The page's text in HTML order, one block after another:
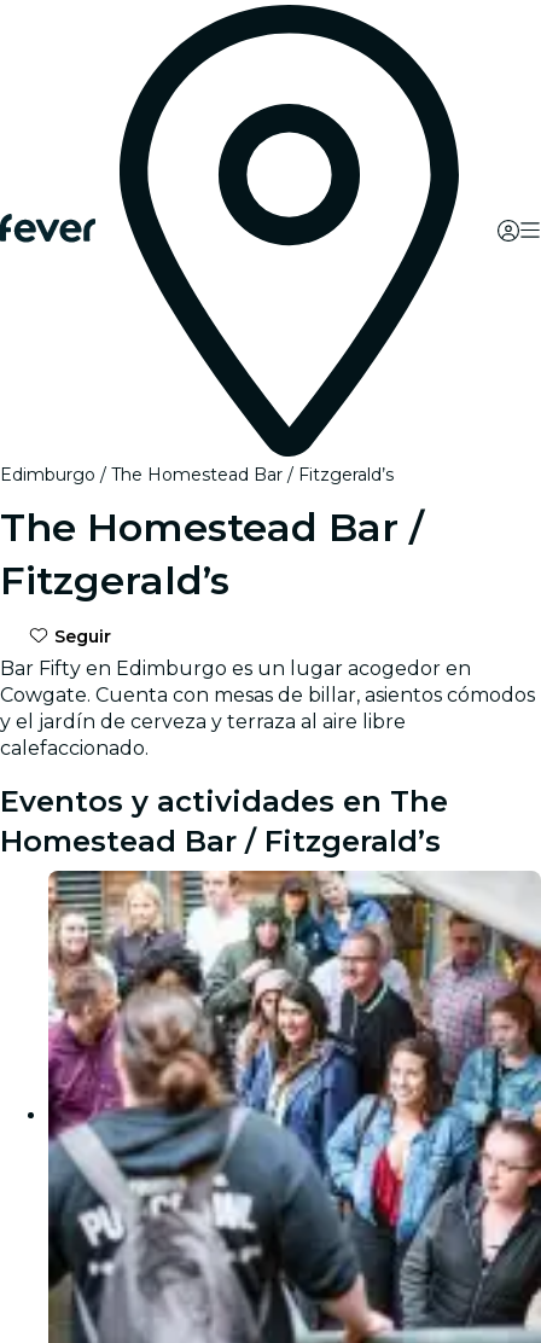
Edimburgo The Homestead Bar / Fitzgerald’s
The Homestead Bar /
Fitzgerald’s
Seguir
Bar Fifty en Edimburgo es un lugar acogedor en
Cowgate. Cuenta con mesas de billar, asientos cómodos
y el jardín de cerveza y terraza al aire libre
calefaccionado.
Eventos y actividades en The
Homestead Bar / Fitzgerald’s